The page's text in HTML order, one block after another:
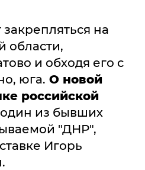
на
области,
и обходя его с
юга. О новой
российской
из бывших
"ДНР",
Игорь